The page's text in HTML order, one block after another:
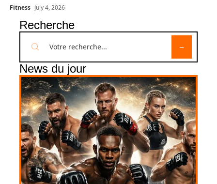
Fitness July 4, 2026
Recherche
News du jour